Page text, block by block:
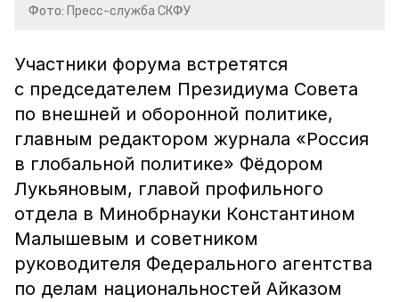
Фото: Пресс-служба СКФУ
Участники форума встретятся
с председателем Президиума Совета
по внешней и оборонной политике,
главным редактором журнала «Россия
в глобальной политике» Фёдором
Лукьяновым, главой профильного
отдела в Минобрнауки Константином
Малышевым и советником
руководителя Федерального агентства
по делам национальностей Айказом